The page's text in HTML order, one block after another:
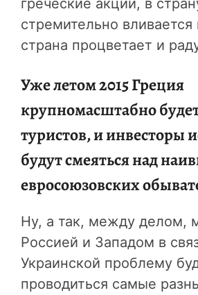
греческие акции, в
стремительно вливается
страна процветает и
Уже летом 2015 Греция
крупномасштабно
туристов, и инвесторы
будут смеяться над
евросоюзовских
Ну, а так, между делом,
Россией и Западом в
Украинской проблему
проводиться самые